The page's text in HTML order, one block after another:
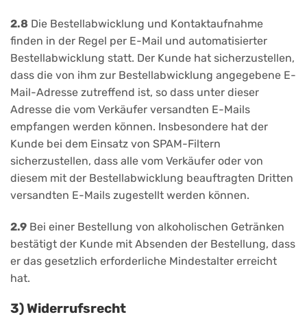
2.8 Die Bestellabwicklung und Kontaktaufnahme
finden in der Regel per E-Mail und automatisierter
Bestellabwicklung statt. Der Kunde hat sicherzustellen,
dass die von ihm zur Bestellabwicklung angegebene E-
Mail-Adresse zutreffend ist, so dass unter dieser
Adresse die vom Verkäufer versandten E-Mails
empfangen werden können. Insbesondere hat der
Kunde bei dem Einsatz von SPAM-Filtern
sicherzustellen, dass alle vom Verkäufer oder von
diesem mit der Bestellabwicklung beauftragten Dritten
versandten E-Mails zugestellt werden können.
2.9 Bei einer Bestellung von alkoholischen Getränken
bestätigt der Kunde mit Absenden der Bestellung, dass
er das gesetzlich erforderliche Mindestalter erreicht
hat.
3) Widerrufsrecht